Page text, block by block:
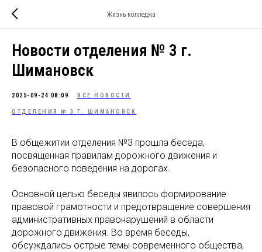
Жизнь колледжа
Новости отделения № 3 г.
Шимановск
2025-09-24 08:09 ВСЕ НОВОСТИ
ОТДЕЛЕНИЯ № 3 Г. ШИМАНОВСК
В общежитии отделения №3 прошла беседа,
посвященная правилам дорожного движения и
безопасного поведения на дорогах.
Основной целью беседы явилось формирование
правовой грамотности и предотвращение совершения
административных правонарушений в области
дорожного движения. Во время беседы,
обсуждались острые темы современного общества,